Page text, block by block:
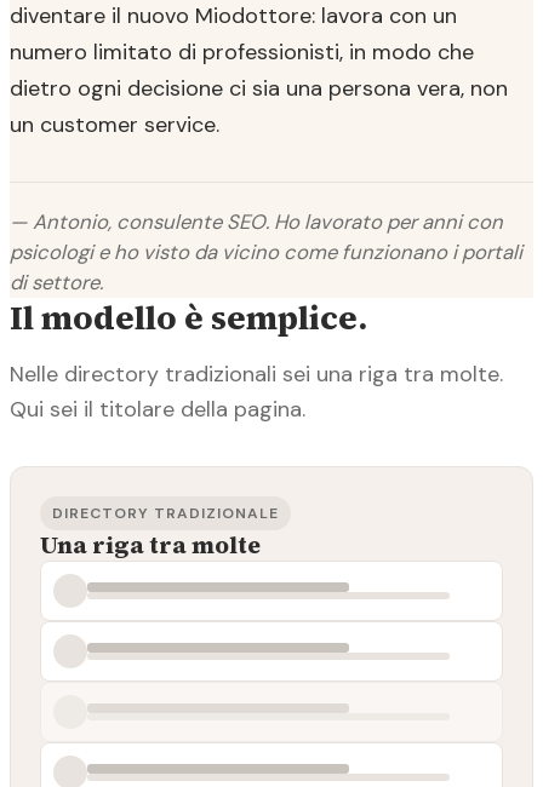
diventare il nuovo Miodottore: lavora con un
numero limitato di professionisti, in modo che
dietro ogni decisione ci sia una persona vera, non
un customer service.
— Antonio, consulente SEO. Ho lavorato per anni con
psicologi e ho visto da vicino come funzionano i portali
di settore.
Il modello è semplice.
Nelle directory tradizionali sei una riga tra molte.
Qui sei il titolare della pagina.
DIRECTORY TRADIZIONALE
Una riga tra molte